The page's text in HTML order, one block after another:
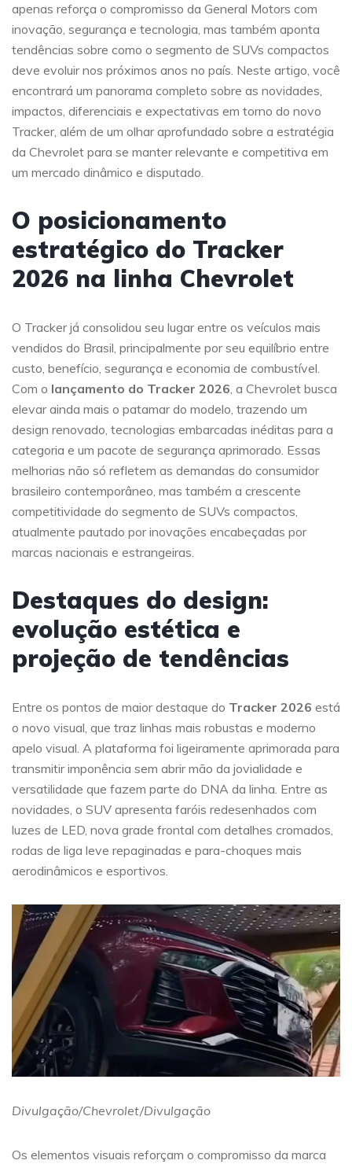
apenas reforça o compromisso da General Motors com
inovação, segurança e tecnologia, mas também aponta
tendências sobre como o segmento de SUVs compactos
deve evoluir nos próximos anos no país. Neste artigo, você
encontrará um panorama completo sobre as novidades,
impactos, diferenciais e expectativas em torno do novo
Tracker, além de um olhar aprofundado sobre a estratégia
da Chevrolet para se manter relevante e competitiva em
um mercado dinâmico e disputado.
O posicionamento
estratégico do Tracker
2026 na linha Chevrolet
O Tracker já consolidou seu lugar entre os veículos mais
vendidos do Brasil, principalmente por seu equilíbrio entre
custo, benefício, segurança e economia de combustível.
Com o lançamento do Tracker 2026, a Chevrolet busca
elevar ainda mais o patamar do modelo, trazendo um
design renovado, tecnologias embarcadas inéditas para a
categoria e um pacote de segurança aprimorado. Essas
melhorias não só refletem as demandas do consumidor
brasileiro contemporâneo, mas também a crescente
competitividade do segmento de SUVs compactos,
atualmente pautado por inovações encabeçadas por
marcas nacionais e estrangeiras.
Destaques do design:
evolução estética e
projeção de tendências
Entre os pontos de maior destaque do Tracker 2026 está
o novo visual, que traz linhas mais robustas e moderno
apelo visual. A plataforma foi ligeiramente aprimorada para
transmitir imponência sem abrir mão da jovialidade e
versatilidade que fazem parte do DNA da linha. Entre as
novidades, o SUV apresenta faróis redesenhados com
luzes de LED, nova grade frontal com detalhes cromados,
rodas de liga leve repaginadas e para-choques mais
aerodinâmicos e esportivos.
Divulgação/Chevrolet/Divulgação
Os elementos visuais reforçam o compromisso da marca